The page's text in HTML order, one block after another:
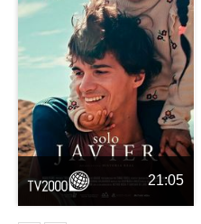
21:05